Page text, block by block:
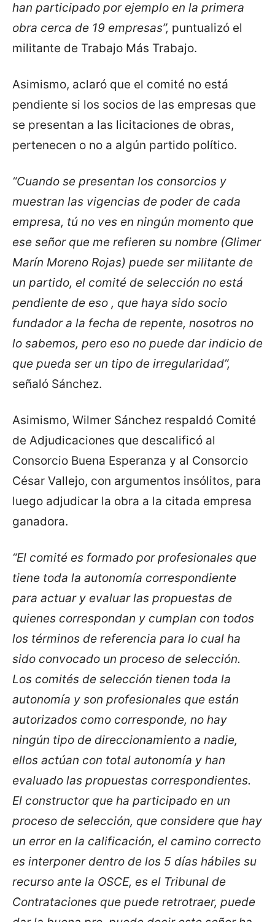
han participado por ejemplo en la primera
obra cerca de 19 empresas”, puntualizó el
militante de Trabajo Más Trabajo.
Asimismo, aclaró que el comité no está
pendiente si los socios de las empresas que
se presentan a las licitaciones de obras,
pertenecen o no a algún partido político.
“Cuando se presentan los consorcios y
muestran las vigencias de poder de cada
empresa, tú no ves en ningún momento que
ese señor que me refieren su nombre (Glimer
Marín Moreno Rojas) puede ser militante de
un partido, el comité de selección no está
pendiente de eso , que haya sido socio
fundador a la fecha de repente, nosotros no
lo sabemos, pero eso no puede dar indicio de
que pueda ser un tipo de irregularidad”,
señaló Sánchez.
Asimismo, Wilmer Sánchez respaldó Comité
de Adjudicaciones que descalificó al
Consorcio Buena Esperanza y al Consorcio
César Vallejo, con argumentos insólitos, para
luego adjudicar la obra a la citada empresa
ganadora.
“El comité es formado por profesionales que
tiene toda la autonomía correspondiente
para actuar y evaluar las propuestas de
quienes correspondan y cumplan con todos
los términos de referencia para lo cual ha
sido convocado un proceso de selección.
Los comités de selección tienen toda la
autonomía y son profesionales que están
autorizados como corresponde, no hay
ningún tipo de direccionamiento a nadie,
ellos actúan con total autonomía y han
evaluado las propuestas correspondientes.
El constructor que ha participado en un
proceso de selección, que considere que hay
un error en la calificación, el camino correcto
es interponer dentro de los 5 días hábiles su
recurso ante la OSCE, es el Tribunal de
Contrataciones que puede retrotraer, puede